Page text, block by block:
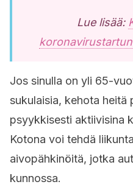
Lue lisää:
Jos sinulla on yli 65-
sukulaisia, kehota heitä
psyykkisesti aktiivisina
Kotona voi tehdä
aivopähkinöitä, jotka
kunnossa.